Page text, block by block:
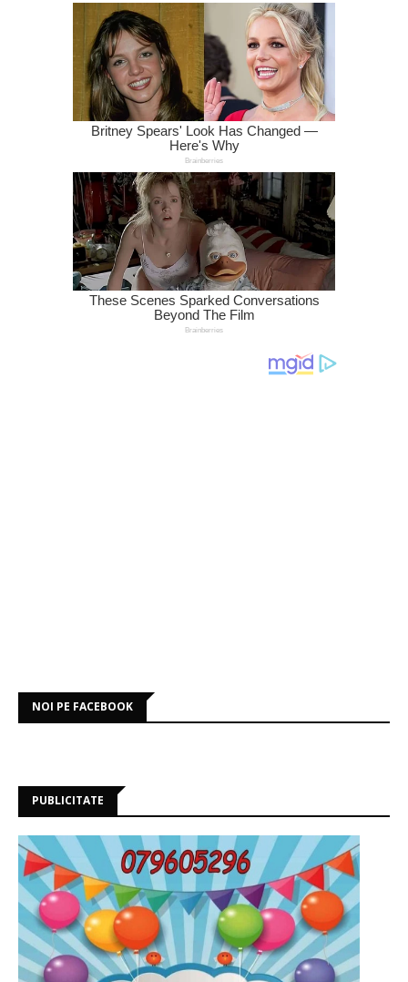
NOI PE FACEBOOK
PUBLICITATE